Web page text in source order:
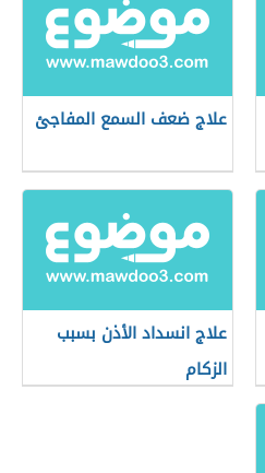
علاج ضعف السمع المفاجئ
علاج انسداد الأذن بسبب
الزكام